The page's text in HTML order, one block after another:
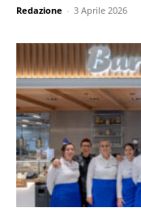
Redazione - 3 Aprile 2026